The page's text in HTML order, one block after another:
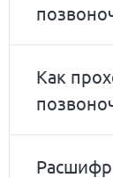
Как